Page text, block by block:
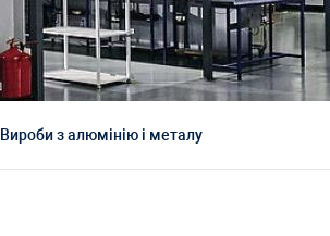
Вироби з алюмінію і металу